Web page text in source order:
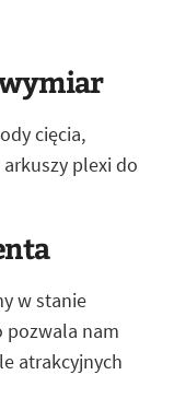
wymiar
cięcia,
plexi do
w stanie
pozwala nam
atrakcyjnych